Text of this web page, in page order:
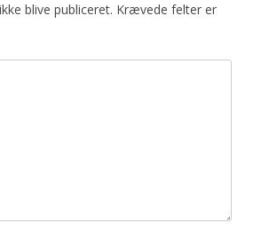
blive publiceret. Krævede felter er